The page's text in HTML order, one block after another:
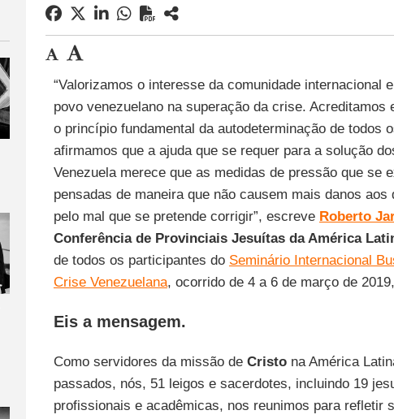
“Valorizamos o interesse da comunidade internacional
povo venezuelano na superação da crise. Acreditamos
o princípio fundamental da autodeterminação de todos
afirmamos que a ajuda que se requer para a solução
Venezuela merece que as medidas de pressão que se
pensadas de maneira que não causem mais danos
pelo mal que se pretende corrigir”, escreve Roberto
Conferência de Provinciais Jesuítas da América
de todos os participantes do Seminário Internacional
Crise Venezuelana, ocorrido de 4 a 6 de março de
Eis a mensagem.
Como servidores da missão de Cristona América
passados, nós, 51 leigos e sacerdotes, incluindo 19
profissionais e acadêmicas, nos reunimos para refletir